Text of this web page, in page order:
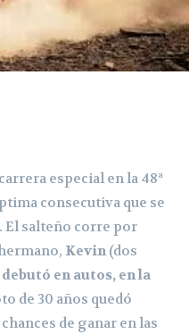
especial en la 48ª
consecutiva que se
El salteño corre por
Kevin(dos
en autos, en la
de 30 años quedó
de ganar en las